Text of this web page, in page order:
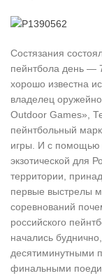
Состязания
пейнтбола день —
хорошо известна
владелец
Outdoor Games»,
пейнтбольный
игры. И с помощью
экзотической для
территории,
первые выстрелы
соревнований
российского
начались
десятиминутными
финальными